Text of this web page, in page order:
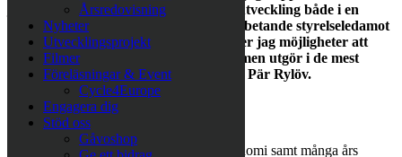
Årsredovisning
Nyheter
Utvecklingsprojekt
Filmer
Föreläsningar & Event
Cycle4Europe
Engagera dig
Stöd oss
Gåvoshop
jag kan bidra med tillväxt och processutveckling både i en
strategisk och operativ mening. Som arbetande styrelseledamot
och ordförande för Loza Foundation ser jag möjligheter att
vända på den onda cirkel som fattigdomen utgör i de mest
utsatta områdena i Europa i dag, säger Pär Rylöv.
Tidigare pro bono arbete
Med utbildning inom humaniora och ekonomi samt många års